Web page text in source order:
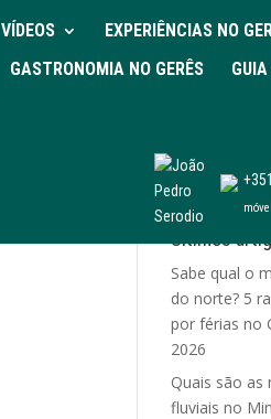
VÍDEOS
EXPERIÊNCIAS NO
GASTRONOMIA NO GERÊS
Últimos
Sabe qual o
do norte? 5
por férias no
2026
Quais são as
fluviais no